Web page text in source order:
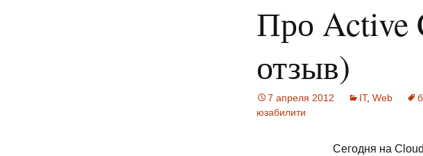
Про Active
отзыв)
7 апреля 2012 IT, Web
юзабилити
Сегодня на